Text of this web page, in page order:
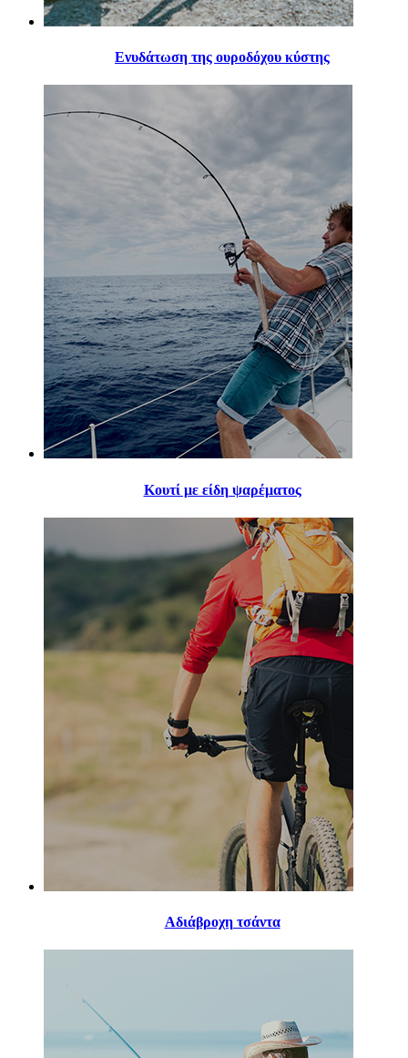
Ενυδάτωση της ουροδόχου κύστης
Κουτί με είδη ψαρέματος
Αδιάβροχη τσάντα